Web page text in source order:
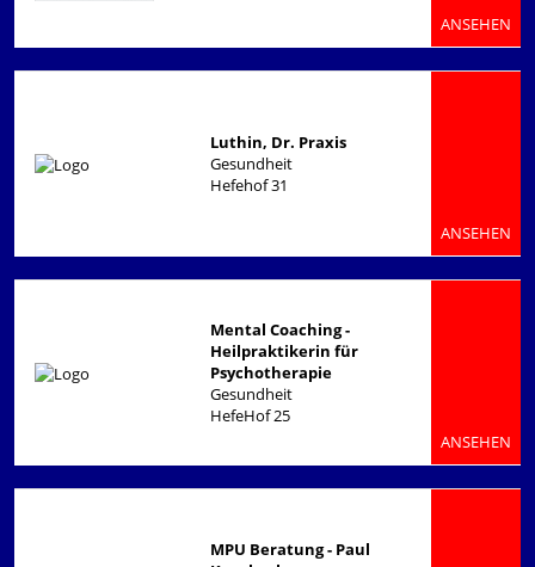
ANSEHEN
Luthin, Dr. Praxis
Gesundheit
Hefehof 31
ANSEHEN
Mental Coaching -
Heilpraktikerin für
Psychotherapie
Gesundheit
HefeHof 25
ANSEHEN
MPU Beratung - Paul